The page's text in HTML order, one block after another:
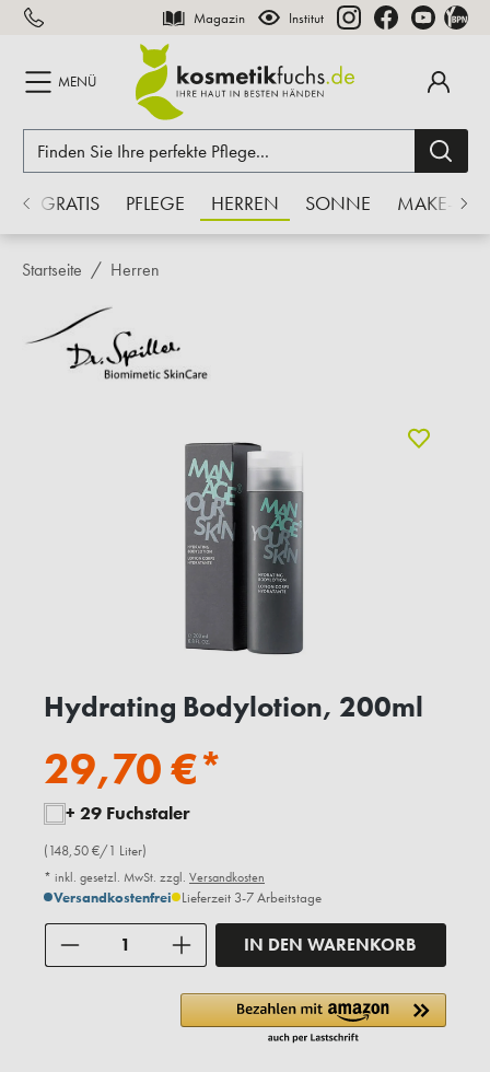
springen Magazin Institut
MENÜ
GRATIS PFLEGE HERREN SONNE MAKE-UP
Startseite Herren
Hydrating Bodylotion, 200ml
29,70 €*
+ 29 Fuchstaler
(148,50 €/1 Liter)
* inkl. gesetzl. MwSt. zzgl. Versandkosten
Versandkostenfrei Lieferzeit 3-7 Arbeitstage
IN DEN WARENKORB